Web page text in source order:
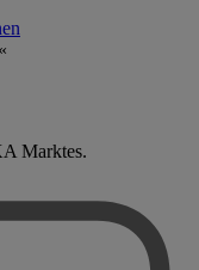
Marktes.